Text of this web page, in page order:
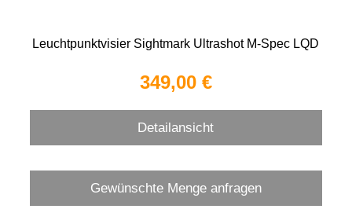
Leuchtpunktvisier Sightmark Ultrashot M-Spec LQD
349,00 €
Detailansicht
Gewünschte Menge anfragen